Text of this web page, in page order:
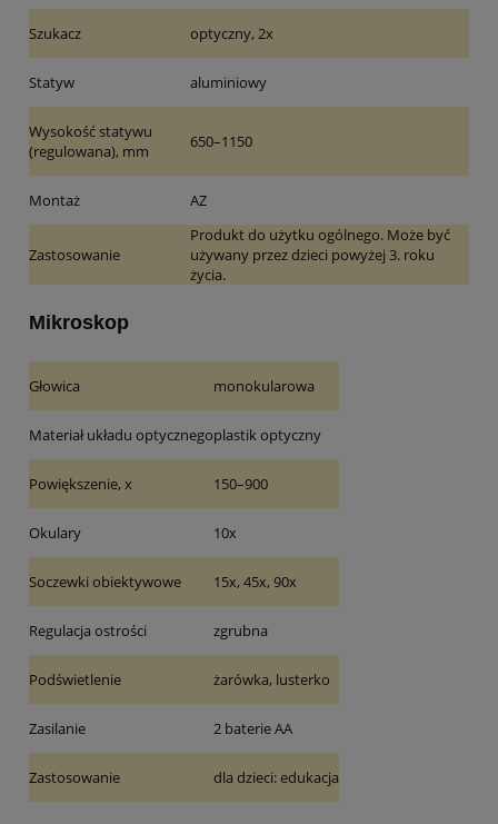
Szukacz optyczny, 2x
Statyw aluminiowy
Wysokość statywu
(regulowana), mm
650–1150
Montaż AZ
Zastosowanie
Produkt do użytku ogólnego. Może być
używany przez dzieci powyżej 3. roku
życia.
Mikroskop
Głowica monokularowa
Materiał układu optycznegoplastik optyczny
Powiększenie, x 150–900
Okulary 10х
Soczewki obiektywowe 15х, 45х, 90х
Regulacja ostrości zgrubna
Podświetlenie żarówka, lusterko
Zasilanie 2 baterie AA
Zastosowanie dla dzieci: edukacja